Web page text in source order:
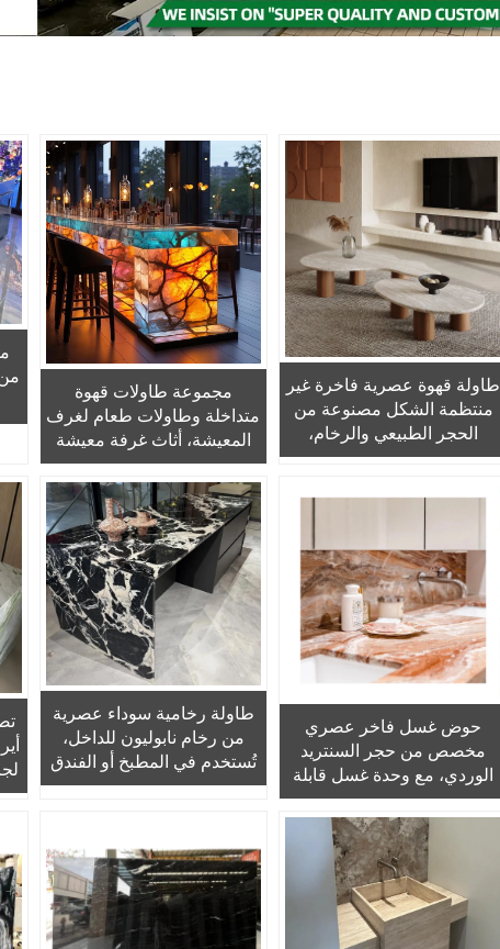
طاولة قهوة عصرية فاخرة غير
منتظمة الشكل مصنوعة من
الحجر الطبيعي والرخام،
مجموعة على طراز «وابي-
الأحمر للاستخدام المنزلي في
غرف الطعام وغرف المعيشة
مجموعة طاولات قهوة
متداخلة وطاولات طعام لغرف
المعيشة، أثاث غرفة معيشة
بلون ذهبي لامع، قواعد من
الفولاذ المقاوم للصدأ
ومصنوعة من الرخام، جزيرة
عصرية، طاولة بوليشد
حوض غسل فاخر عصري
مخصص من حجر السنتريد
الوردي، مع وحدة غسل قابلة
للتمديد، وأثاث حمام عصري
للطاولات، ومناسب للفنادق
وطاولات القهوة
طاولة رخامية سوداء عصرية
من رخام نابوليون للداخل،
تُستخدم في المطبخ أو الفندق
أو طاولة التجميل، تصميم